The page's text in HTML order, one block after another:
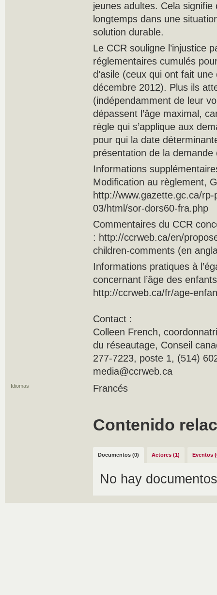
jeunes adultes. Cela
longtemps dans une
solution durable.
Le CCR souligne l’injustice
réglementaires cumulés
d’asile (ceux qui ont fait
décembre 2012). Plus ils
(indépendamment de leur
dépassent l’âge maximal,
règle qui s’applique aux
pour qui la date
présentation de la demande
Informations
Modification au règlement,
http://www.gazette.gc.ca/
03/html/sor-dors60-fra.php
Commentaires du CCR
: http://ccrweb.ca/en/
children-comments (en
Informations pratiques à
concernant l’âge des
http://ccrweb.ca/fr/age-
Contact :
Colleen French,
du réseautage, Conseil
277-7223, poste 1, (514)
media@ccrweb.ca
Idiomas Francés
Contenido
Documentos (0) Actores (1) Eventos
No hay